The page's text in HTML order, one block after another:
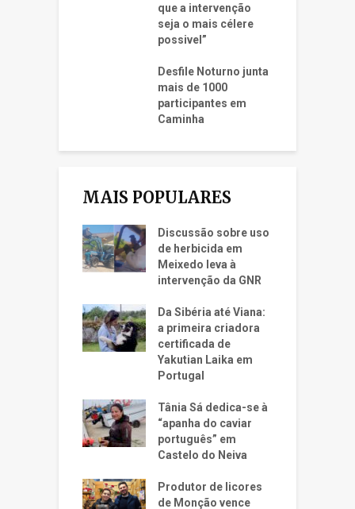
que a intervenção
seja o mais célere
possivel”
Desfile Noturno junta
mais de 1000
participantes em
Caminha
MAIS POPULARES
Discussão sobre uso
de herbicida em
Meixedo leva à
intervenção da GNR
Da Sibéria até Viana:
a primeira criadora
certificada de
Yakutian Laika em
Portugal
Tânia Sá dedica-se à
“apanha do caviar
português” em
Castelo do Neiva
Produtor de licores
de Monção vence